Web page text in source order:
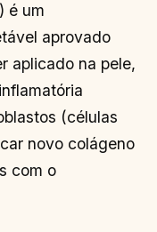
é um
aprovado
aplicado na pele,
(células
novo colágeno
com o